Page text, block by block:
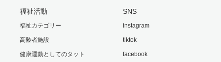
福祉活動
福祉カテゴリー
高齢者施設
健康運動としてのタット
SNS
instagram
tiktok
facebook